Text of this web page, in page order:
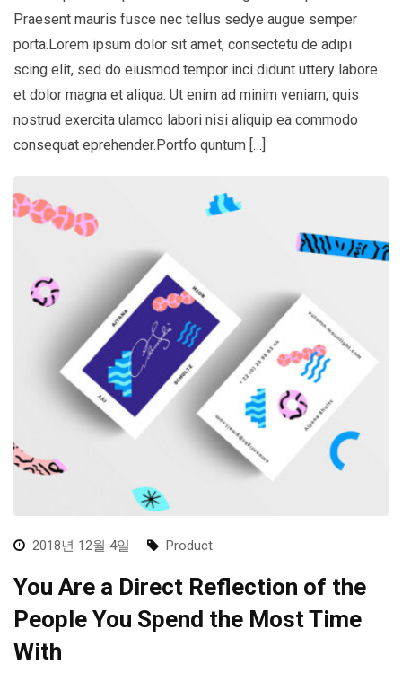
Praesent mauris fusce nec tellus sedye augue semper
porta.Lorem ipsum dolor sit amet, consectetu de adipi
scing elit, sed do eiusmod tempor inci didunt uttery labore
et dolor magna et aliqua. Ut enim ad minim veniam, quis
nostrud exercita ulamco labori nisi aliquip ea commodo
consequat eprehender.Portfo quntum […]
2018년 12월 4일 Product
You Are a Direct Reflection of the
People You Spend the Most Time
With